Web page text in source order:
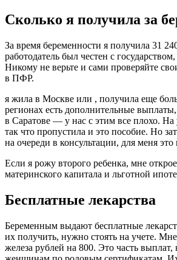
Сколько я получила за
За время беременности я получила 31
работодатель был честен с
Никому не верьте и сами проверяйте
в ПФР.
я жила в Москве или , получила еще
регионах есть дополнительные
в Саратове — у нас с этим все плохо. На
так что пропустила и это пособие. Но
на очереди в консультации, для меня это
Если я рожу второго ребенка, мне
материнского капитала и льготной
Бесплатные лекарства
Беременным выдают бесплатные
их получить, нужно стоять на учете.
железа рублей на 800. Это часть